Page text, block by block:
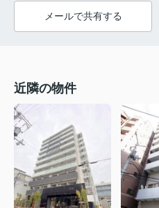
メールで共有する
近隣の物件